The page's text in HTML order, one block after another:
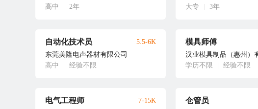
高中
2年
大专
3年
自动化技术员
东莞美隆电声器材有限公司
高中
经验不限
5.5-6K 模具师傅
汉业模具制品（惠州）
学历不限
经验不限
电气工程师 7-15K 仓管员